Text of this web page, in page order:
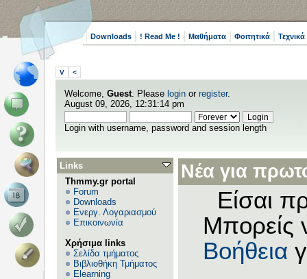
Downloads ! Read Me ! Μαθήματα Φοιτητικά
V <
Welcome, Guest. Please login or register.
August 09, 2026, 12:31:14 pm
Login with username, password and session length
Links
Thmmy.gr portal
Forum
Downloads
Ενεργ. Λογαριασμού
Επικοινωνία
Χρήσιμα links
Σελίδα τμήματος
Βιβλιοθήκη Τμήματος
Elearning
Νέα για
Είσαι
Μπορείς
Βοήθεια